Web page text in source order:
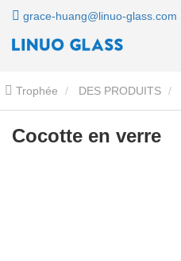
grace-huang@linuo-glass.com
Trophée DES PRODUITS
ronde en verre
Cocotte en verre